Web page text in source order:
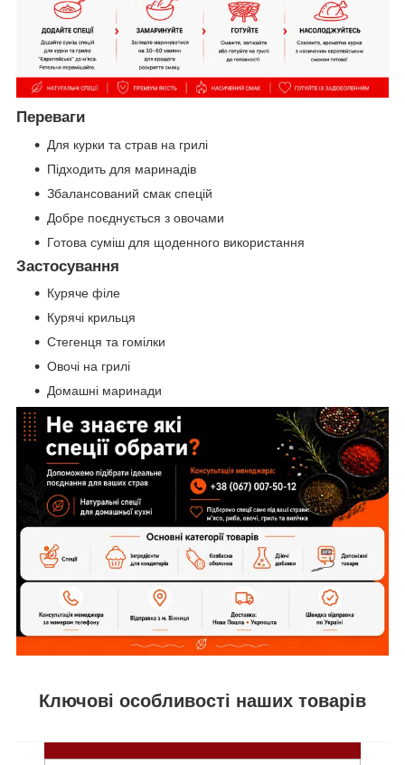
Переваги
Для курки та страв на грилі
Підходить для маринадів
Збалансований смак спецій
Добре поєднується з овочами
Готова суміш для щоденного використання
Застосування
Куряче філе
Курячі крильця
Стегенця та гомілки
Овочі на грилі
Домашні маринади
Ключові особливості наших товарів